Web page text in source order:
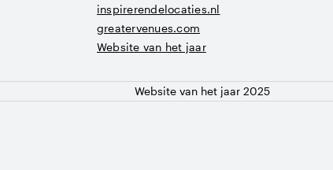
inspirerendelocaties.nl
greatervenues.com
Website van het jaar
Website van het jaar 2025